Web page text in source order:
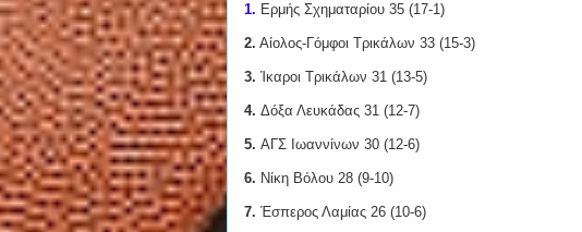
1. Ερμής Σχηματαρίου 35 (17-1)
2. Αίολος-Γόμφοι Τρικάλων 33 (15-3)
3. Ίκαροι Τρικάλων 31 (13-5)
4. Δόξα Λευκάδας 31 (12-7)
5. ΑΓΣ Ιωαννίνων 30 (12-6)
6. Νίκη Βόλου 28 (9-10)
7. Έσπερος Λαμίας 26 (10-6)